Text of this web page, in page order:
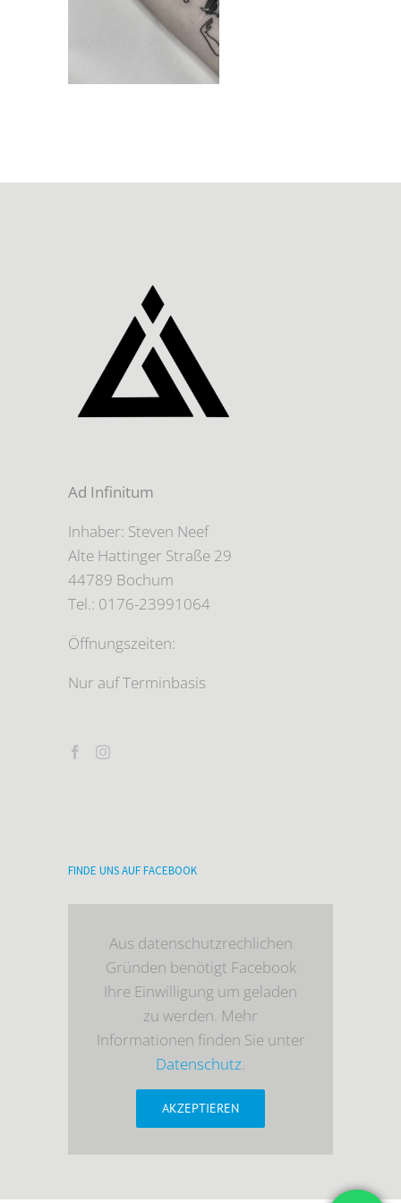
Ad Infinitum
Inhaber: Steven Neef
Alte Hattinger Straße 29
44789 Bochum
Tel.: 0176-23991064
Öffnungszeiten:
Nur auf Terminbasis
FINDE UNS AUF FACEBOOK
Aus datenschutzrechlichen
Gründen benötigt Facebook
Ihre Einwilligung um geladen
zu werden. Mehr
Informationen finden Sie unter
Datenschutz.
AKZEPTIEREN